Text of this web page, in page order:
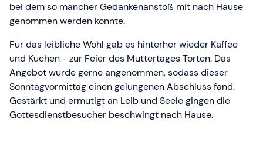
bei dem so mancher Gedankenanstoß mit nach Hause
genommen werden konnte.
Für das leibliche Wohl gab es hinterher wieder Kaffee
und Kuchen - zur Feier des Muttertages Torten. Das
Angebot wurde gerne angenommen, sodass dieser
Sonntagvormittag einen gelungenen Abschluss fand.
Gestärkt und ermutigt an Leib und Seele gingen die
Gottesdienstbesucher beschwingt nach Hause.